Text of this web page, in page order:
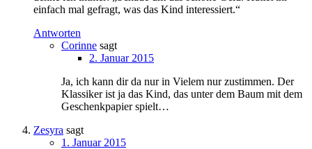
einfach mal gefragt, was das Kind interessiert.“
Antworten
Corinne sagt
2. Januar 2015
Ja, ich kann dir da nur in Vielem nur zustimmen. Der
Klassiker ist ja das Kind, das unter dem Baum mit dem
Geschenkpapier spielt…
Zesyra sagt
1. Januar 2015